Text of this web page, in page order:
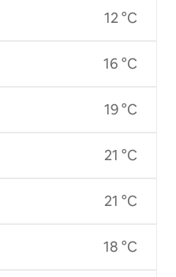
12 °C
16 °C
19 °C
21 °C
21 °C
18 °C